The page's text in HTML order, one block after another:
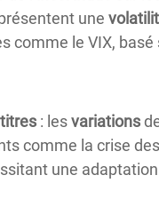
une
comme le VIX,
titres : lesvariations
comme la crise
une